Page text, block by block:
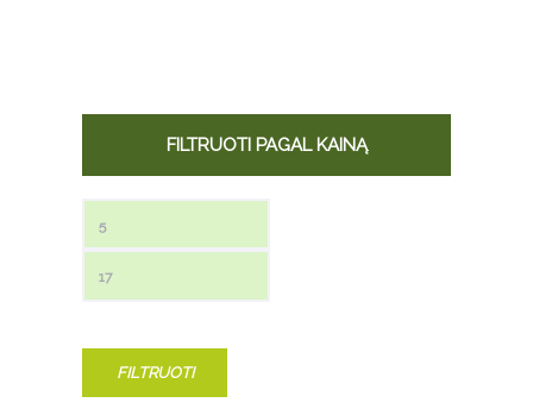
FILTRUOTI PAGAL KAINĄ
Min kaina
FILTRUOTI